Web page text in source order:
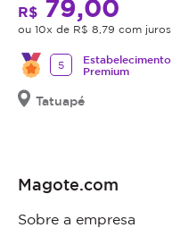
R$ 79,00
ou 10x de R$ 8,79 com juros
5
Estabelecimento
Premium
Tatuapé
Magote.com
Sobre a empresa